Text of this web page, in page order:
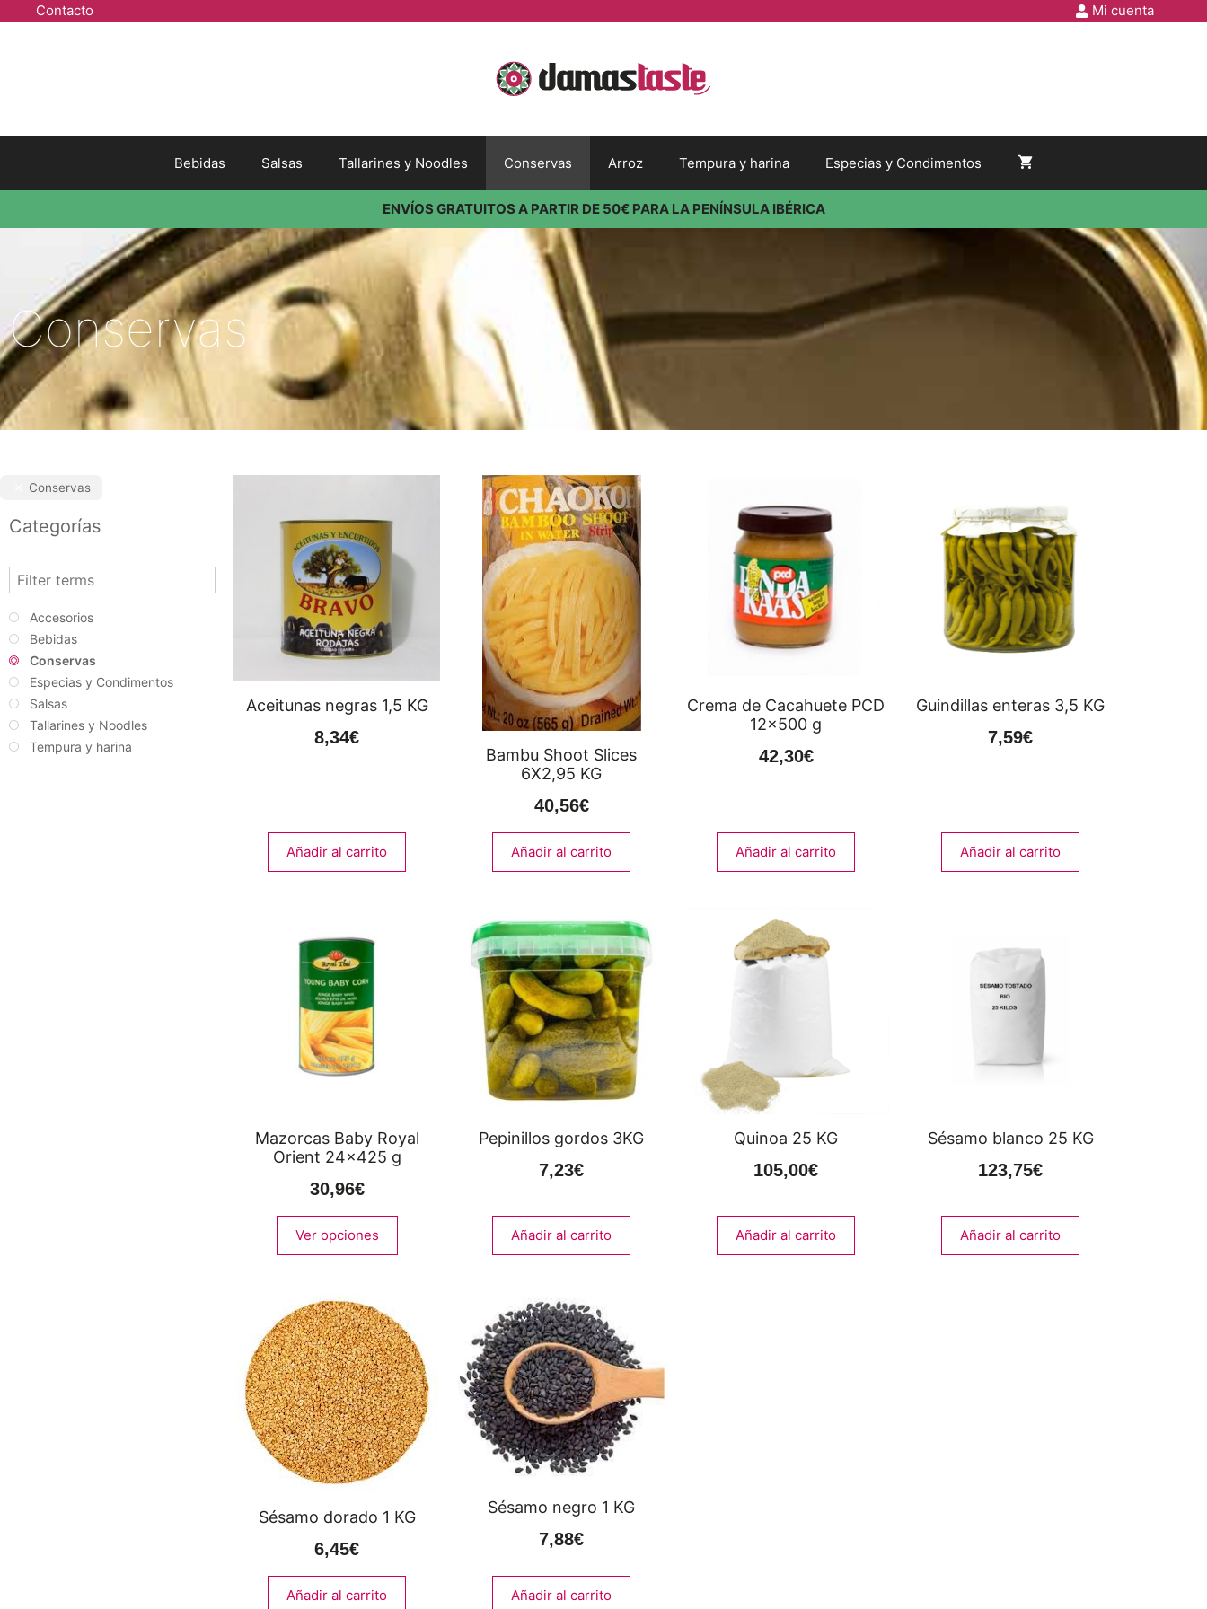
Contacto Mi cuenta
Bebidas Salsas Tallarines y Noodles Conservas Arroz Tempura y harina Especias y Condimentos
ENVÍOS GRATUITOS A PARTIR DE 50€ PARA LA PENÍNSULA IBÉRICA
Conservas
Conservas
Categorías
Accesorios
Bebidas
Conservas
Especias y Condimentos
Salsas
Tallarines y Noodles
Tempura y harina
Aceitunas negras 1,5 KG
8,34€
Añadir al carrito
Bambu Shoot Slices
6X2,95 KG
40,56€
Añadir al carrito
Crema de Cacahuete PCD
12×500 g
42,30€
Añadir al carrito
Guindillas enteras 3,5 KG
7,59€
Añadir al carrito
Mazorcas Baby Royal
Orient 24×425 g
30,96€
Ver opciones
Pepinillos gordos 3KG
7,23€
Añadir al carrito
Quinoa 25 KG
105,00€
Añadir al carrito
Sésamo blanco 25 KG
123,75€
Añadir al carrito
Sésamo dorado 1 KG
6,45€
Añadir al carrito
Sésamo negro 1 KG
7,88€
Añadir al carrito